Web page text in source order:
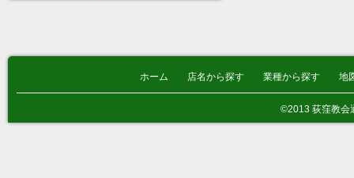
ホーム 店名から探す 業種から探す 地
©2013 荻窪教会